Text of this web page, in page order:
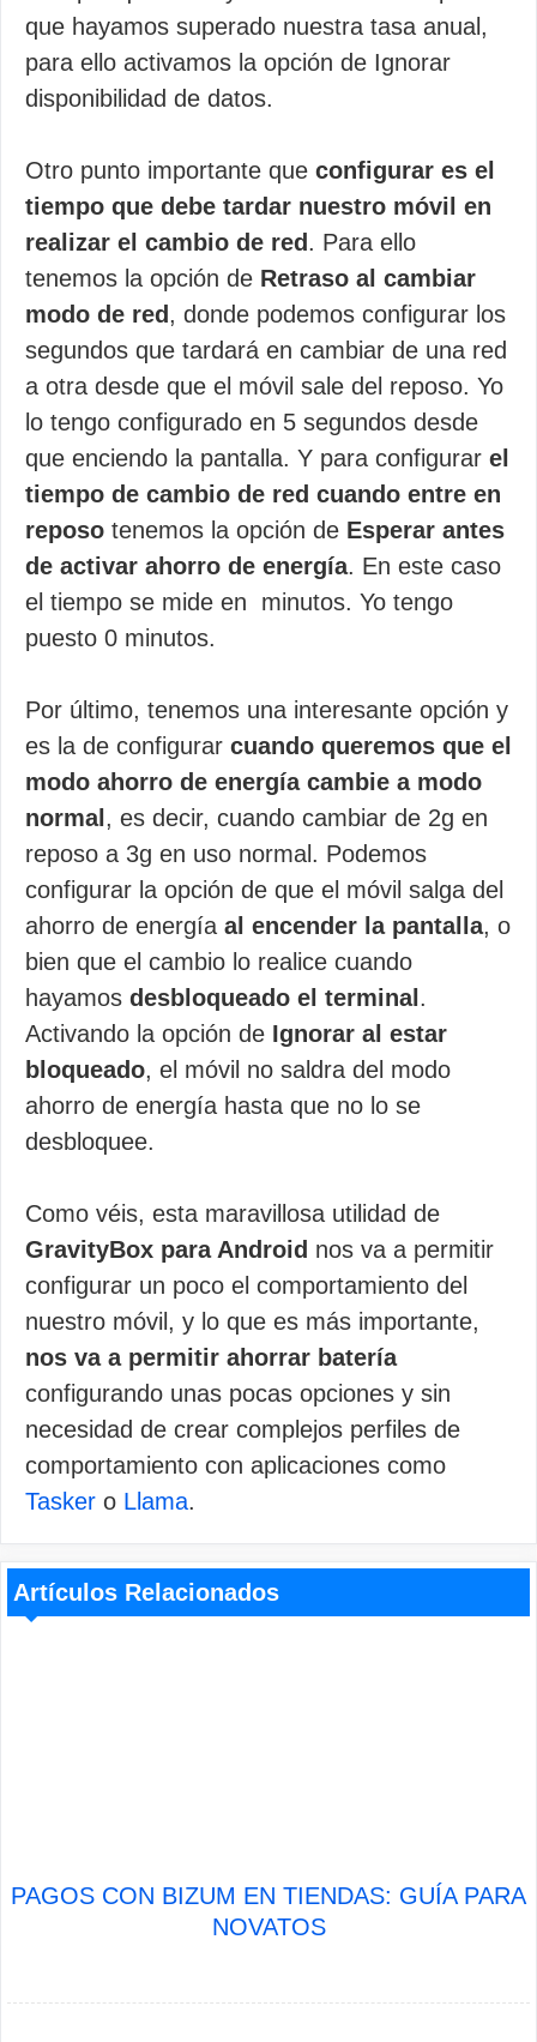
que hayamos superado nuestra tasa anual,
para ello activamos la opción de Ignorar
disponibilidad de datos.
Otro punto importante que configurar es el
tiempo que debe tardar nuestro móvil en
realizar el cambio de red . Para ello
tenemos la opción de Retraso al cambiar
modo de red , donde podemos configurar los
segundos que tardará en cambiar de una red
a otra desde que el móvil sale del reposo. Yo
lo tengo configurado en 5 segundos desde
que enciendo la pantalla. Y para configurar el
tiempo de cambio de red cuando entre en
reposo tenemos la opción de Esperar antes
de activar ahorro de energía. En este caso
el tiempo se mide en minutos. Yo tengo
puesto 0 minutos.
Por último, tenemos una interesante opción y
es la de configurar cuando queremos que el
modo ahorro de energía cambie a modo
normal , es decir, cuando cambiar de 2g en
reposo a 3g en uso normal. Podemos
configurar la opción de que el móvil salga del
ahorro de energía al encender la pantalla, o
bien que el cambio lo realice cuando
hayamos desbloqueado el terminal .
Activando la opción de Ignorar al estar
bloqueado, el móvil no saldra del modo
ahorro de energía hasta que no lo se
desbloquee.
Como véis, esta maravillosa utilidad de
GravityBox para Android nos va a permitir
configurar un poco el comportamiento del
nuestro móvil, y lo que es más importante,
nos va a permitir ahorrar batería
configurando unas pocas opciones y sin
necesidad de crear complejos perfiles de
comportamiento con aplicaciones como
Tasker o Llama.
Artículos Relacionados
PAGOS CON BIZUM EN TIENDAS: GUÍA PARA
NOVATOS